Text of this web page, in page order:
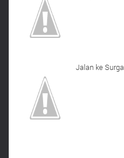
Jalan ke Surga